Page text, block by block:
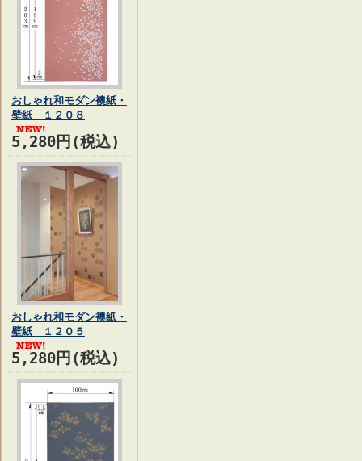
おしゃれ和モダン襖紙・
壁紙 １２０８
5,280円(税込)
おしゃれ和モダン襖紙・
壁紙 １２０５
5,280円(税込)